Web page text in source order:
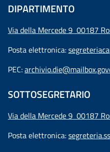
DIPARTIMENTO
Via della Mercede 9 00187
Posta elettronica:
PEC:
SOTTOSEGRETARIO
Via della Mercede 9 00187
Posta elettronica: